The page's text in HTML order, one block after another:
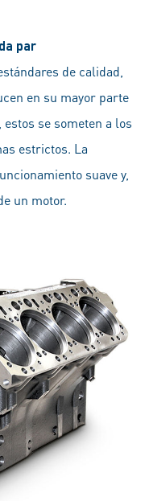
par
de calidad,
en su mayor parte
se someten a los
estrictos. La
suave y,
un motor.